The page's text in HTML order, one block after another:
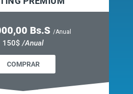
Bs.S /Anual
150$/Anual
COMPRAR